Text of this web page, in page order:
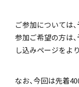
ご参加については
参加ご希望の方は
し込みページをよ
なお、今回は先着
「SDGs」